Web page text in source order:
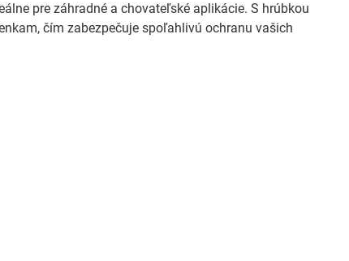
pre záhradné a chovateľské aplikácie. S hrúbkou
čím zabezpečuje spoľahlivú ochranu vašich